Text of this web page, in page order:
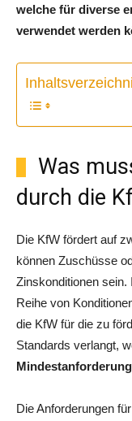
welche für diverse
verwendet werden
Was
durch die
Die KfW fördert auf
können Zuschüsse
Zinskonditionen sein.
Reihe von
die KfW für die zu
Standards verlangt,
Die Anforderungen